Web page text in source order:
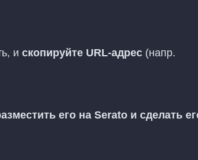
и скопируйте URL-адрес (напр.
его на Serato и сделать